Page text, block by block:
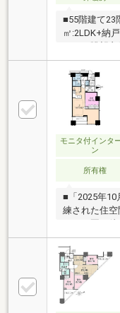
■55階建て23
㎡:2LDK+納
クイン玄関■
ラス■リビ
温水床暖房■
（ディスポ
ズのゆった
機/魔法瓶浴
ーム、シュー
実：セコム
ト相談可
モニタ付インタ
ン
所有権
■「2025年10
練された住
確保。